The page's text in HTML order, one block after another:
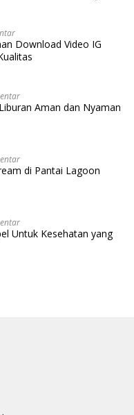
Download Video IG
Aman dan Nyaman
di Pantai Lagoon
Untuk Kesehatan yang